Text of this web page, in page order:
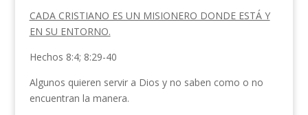
CADA CRISTIANO ES UN MISIONERO DONDE ESTÁ Y
EN SU ENTORNO.
Hechos 8:4; 8:29-40
Algunos quieren servir a Dios y no saben como o no
encuentran la manera.